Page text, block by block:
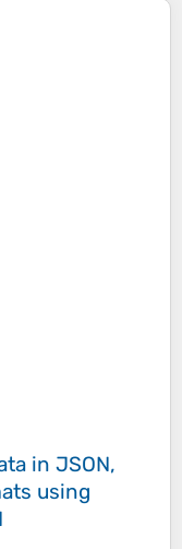
in JSON,
using